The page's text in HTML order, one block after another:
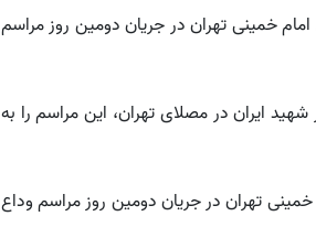
خمینی تهران در جریان دومین روز مراسم
ایران در مصلای تهران، این مراسم را به
تهران در جریان دومین روز مراسم وداع